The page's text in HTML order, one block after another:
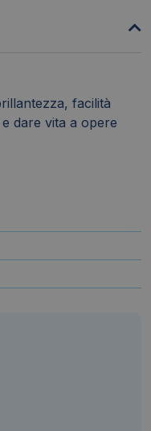
facilità
dare vita a opere